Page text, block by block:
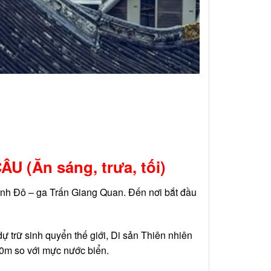
(Ăn sáng, trưa, tối)
Đô – ga Trấn Giang Quan. Đến nơi bắt đầu
trữ sinh quyển thế giới, Di sản Thiên nhiên
so với mực nước biển.